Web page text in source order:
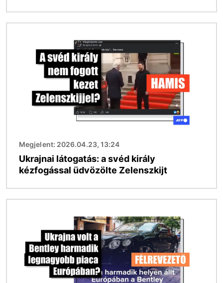
Megjelent: 2026.04.23, 13:24
Ukrajnai látogatás: a svéd király
kézfogással üdvözölte Zelenszkijt